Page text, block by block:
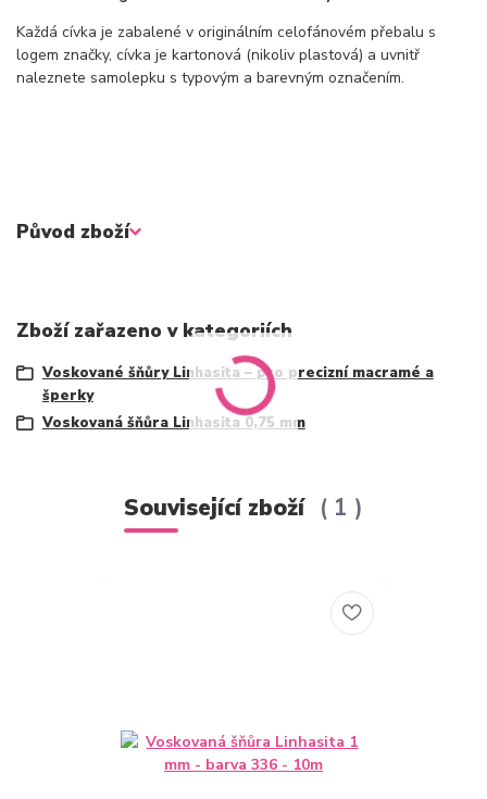
Každá cívka je zabalené v originálním celofánovém přebalu s
logem značky, cívka je kartonová (nikoliv plastová) a uvnitř
naleznete samolepku s typovým a barevným označením.
Původ zboží
Zboží zařazeno v kategoriích
Voskované šňůry Linhasita – pro precizní macramé a
šperky
Voskovaná šňůra Linhasita 0,75 mm
Související zboží 1